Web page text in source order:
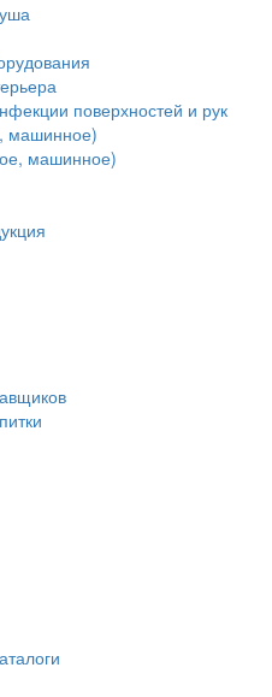
поверхностей и рук
машинное)
машинное)